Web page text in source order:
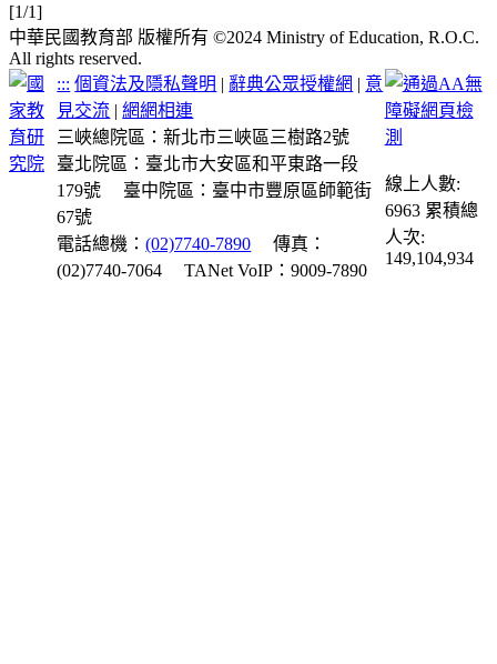
[1/1]
中華民國教育部 版權所有 ©2024 Ministry of Education, R.O.C.
All rights reserved.
::: 個資法及隱私聲明 | 辭典公眾授權網 | 意
見交流 |網網相連
三峽總院區：新北市三峽區三樹路2號
臺北院區：臺北市大安區和平東路一段
179號
臺中院區：臺中市豐原區師範街
67號
電話總機：(02)7740-7890
傳真：
(02)7740-7064
TANet VoIP：9009-7890
線上人數:
6963 累積總
人次:
149,104,934